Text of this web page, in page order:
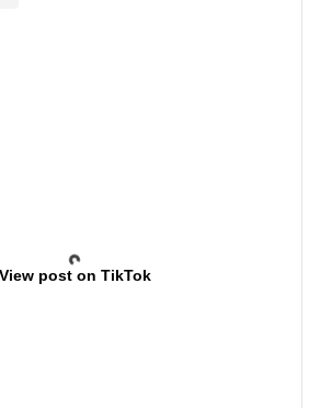
View post on TikTok